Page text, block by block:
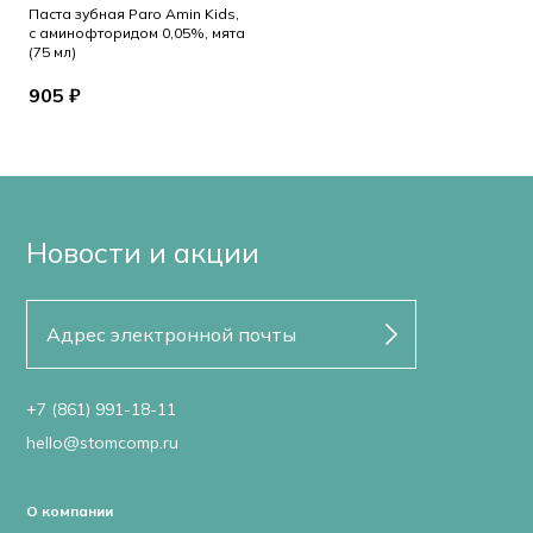
Паста зубная Paro Amin Kids,
с аминофторидом 0,05%, мята
(75 мл)
905 ₽
Новости и акции
+7 (861) 991-18-11
hello@stomcomp.ru
О компании